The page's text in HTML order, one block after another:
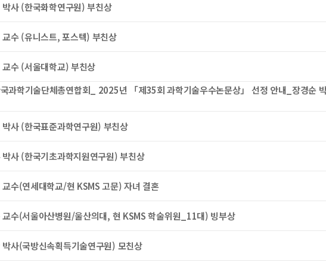
사 (한국화학연구원) 부친상
수 (유니스트, 포스텍) 부친상
수 (서울대학교) 부친상
과학기술단체총연합회_ 2025년 「제35회 과학기술우수논문상」 선정 안내_장경순
사 (한국표준과학연구원) 부친상
사 (한국기초과학지원연구원) 부친상
수(연세대학교/현 KSMS 고문) 자녀 결혼
수(서울아산병원/울산의대, 현 KSMS 학술위원_11대) 빙부상
사(국방신속획득기술연구원) 모친상